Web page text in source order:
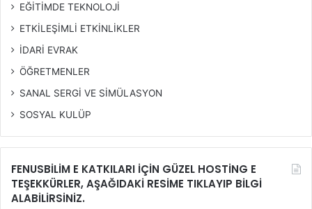
EĞİTİMDE TEKNOLOJİ
ETKİLEŞİMLİ ETKİNLİKLER
İDARİ EVRAK
ÖĞRETMENLER
SANAL SERGİ VE SİMÜLASYON
SOSYAL KULÜP
FENUSBİLİM E KATKILARI İÇİN GÜZEL HOSTİNG E
TEŞEKKÜRLER, AŞAĞIDAKİ RESİME TIKLAYIP BİLGİ
ALABİLİRSİNİZ.